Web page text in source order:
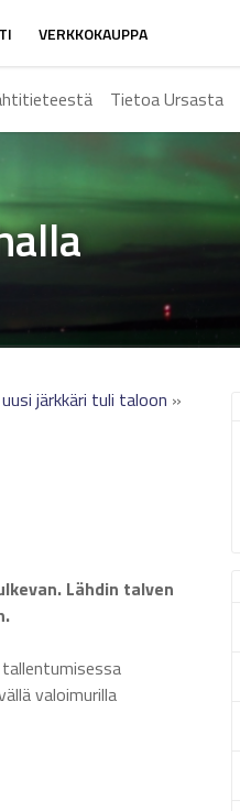
VERKKOKAUPPA
Tietoa Ursasta
järkkäri tuli taloon »
Lähdin talven
valoimurilla